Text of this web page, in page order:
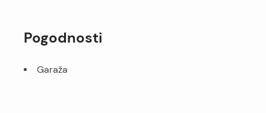
Pogodnosti
Garaža